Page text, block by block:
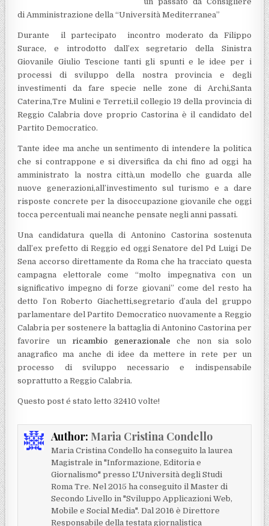
di Amministrazione della “Università Mediterranea”
Durante il partecipato incontro moderato da Filippo
Surace, e introdotto dall’ex segretario della Sinistra
Giovanile Giulio Tescione tanti gli spunti e le idee per i
processi di sviluppo della nostra provincia e degli
investimenti da fare specie nelle zone di Archi,Santa
Caterina,Tre Mulini e Terreti,il collegio 19 della provincia di
Reggio Calabria dove proprio Castorina è il candidato del
Partito Democratico.
Tante idee ma anche un sentimento di intendere la politica
che si contrappone e si diversifica da chi fino ad oggi ha
amministrato la nostra città,un modello che guarda alle
nuove generazioni,all’investimento sul turismo e a dare
risposte concrete per la disoccupazione giovanile che oggi
tocca percentuali mai neanche pensate negli anni passati.
Una candidatura quella di Antonino Castorina sostenuta
dall’ex prefetto di Reggio ed oggi Senatore del Pd Luigi De
Sena accorso direttamente da Roma che ha tracciato questa
campagna elettorale come “molto impegnativa con un
significativo impegno di forze giovani” come del resto ha
detto l’on Roberto Giachetti,segretario d’aula del gruppo
parlamentare del Partito Democratico nuovamente a Reggio
Calabria per sostenere la battaglia di Antonino Castorina per
favorire un ricambio generazionale che non sia solo
anagrafico ma anche di idee da mettere in rete per un
processo di sviluppo necessario e indispensabile
soprattutto a Reggio Calabria.
Questo post é stato letto 32410 volte!
Author: Maria Cristina Condello
Maria Cristina Condello ha conseguito la laurea
Magistrale in "Informazione, Editoria e
Giornalismo" presso L'Università degli Studi
Roma Tre. Nel 2015 ha conseguito il Master di
Secondo Livello in "Sviluppo Applicazioni Web,
Mobile e Social Media". Dal 2016 è Direttore
Responsabile della testata giornalistica